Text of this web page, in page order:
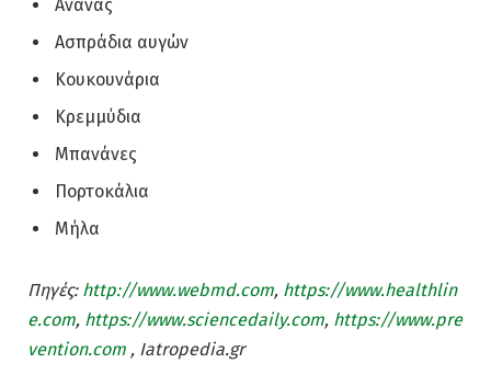
Ανανάς
Ασπράδια αυγών
Κουκουνάρια
Κρεμμύδια
Μπανάνες
Πορτοκάλια
Μήλα
Πηγές: http://www.webmd.com, https://www.healthlin
e.com, https://www.sciencedaily.com, https://www.pre
vention.com , Iatropedia.gr